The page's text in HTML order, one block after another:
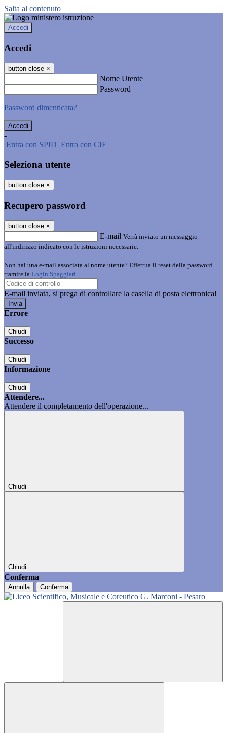
Salta al contenuto
Accedi
Accedi
button close ×
Nome Utente
Password
Password dimenticata?
-
Entra con SPID Entra con CIE
Seleziona utente
button close ×
Recupero password
button close ×
E-mail Verrà inviato un messaggio
all'indirizzo indicato con le istruzioni necessarie.
Non hai una e-mail associata al nome utente? Effettua il reset della password
tramite la Login Spaggiari
E-mail inviata, si prega di controllare la casella di posta elettronica!
Errore
Chiudi
Successo
Chiudi
Informazione
Chiudi
Attendere...
Attendere il completamento dell'operazione...
Chiudi
Chiudi
Conferma
Annulla Conferma